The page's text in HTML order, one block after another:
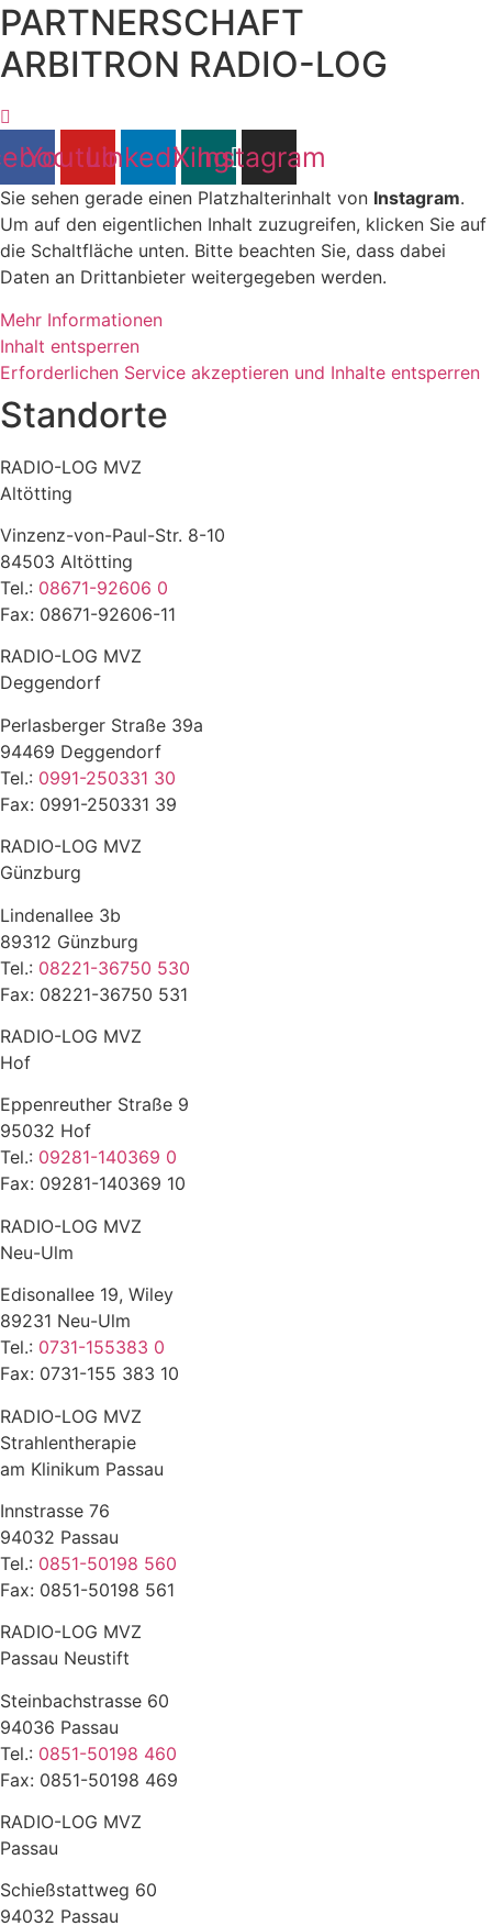
PARTNERSCHAFT
ARBITRON RADIO-LOG
YoutubeLinkedinXing
Instagram
Sie sehen gerade einen Platzhalterinhalt von Instagram.
Um auf den eigentlichen Inhalt zuzugreifen, klicken Sie auf
die Schaltfläche unten. Bitte beachten Sie, dass dabei
Daten an Drittanbieter weitergegeben werden.
Mehr Informationen
Inhalt entsperren
Erforderlichen Service akzeptieren und Inhalte entsperren
Standorte
RADIO-LOG MVZ
Altötting
Vinzenz-von-Paul-Str. 8-10
84503 Altötting
Tel.: 08671-92606 0
Fax: 08671-92606-11
RADIO-LOG MVZ
Deggendorf
Perlasberger Straße 39a
94469 Deggendorf
Tel.: 0991-250331 30
Fax: 0991-250331 39
RADIO-LOG MVZ
Günzburg
Lindenallee 3b
89312 Günzburg
Tel.: 08221-36750 530
Fax: 08221-36750 531
RADIO-LOG MVZ
Hof
Eppenreuther Straße 9
95032 Hof
Tel.: 09281-140369 0
Fax: 09281-140369 10
RADIO-LOG MVZ
Neu-Ulm
Edisonallee 19, Wiley
89231 Neu-Ulm
Tel.: 0731-155383 0
Fax: 0731-155 383 10
RADIO-LOG MVZ
Strahlentherapie
am Klinikum Passau
Innstrasse 76
94032 Passau
Tel.: 0851-50198 560
Fax: 0851-50198 561
RADIO-LOG MVZ
Passau Neustift
Steinbachstrasse 60
94036 Passau
Tel.: 0851-50198 460
Fax: 0851-50198 469
RADIO-LOG MVZ
Passau
Schießstattweg 60
94032 Passau